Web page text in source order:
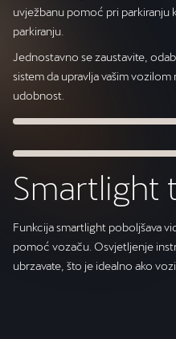
uvježbanu pomoć pri parkiranju
parkiranju.
Jednostavno se zaustavite,
sistem da upravlja vašim
udobnost.
Smartlight
Funkcija smartlight poboljšava
pomoć vozaču. Osvjetljenje
ubrzavate, što je idealno ako